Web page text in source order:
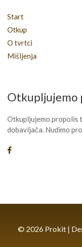
Start
Otkup
O tvrtci
Mišljenja
Otkupljujemo
Otkupljujemo propolis
dobavljača. Nudimo
© 2026 Prokit |